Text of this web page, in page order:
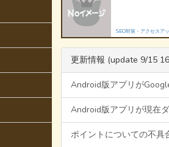
SEO対策・アクセスア
更新情報 (update 9/15
Android版アプリが
Android版アプリが現在
ポイントについての不具